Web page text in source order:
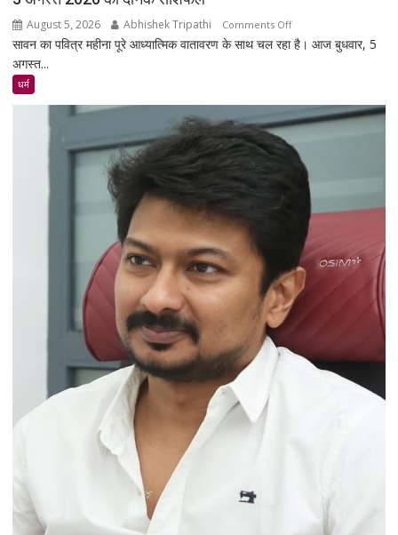
August 5, 2026 Abhishek Tripathi Comments Offon
5
का
दैनिक
राशिफल
सावन का पवित्र महीना पूरे आध्यात्मिक वातावरण के साथ चल रहा है। आज बुधवार, 5
अगस्त...
धर्म